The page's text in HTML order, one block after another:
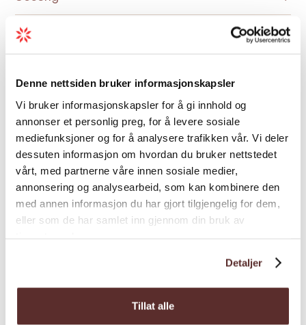
Denne nettsiden bruker informasjonskapsler
Vi bruker informasjonskapsler for å gi innhold og
annonser et personlig preg, for å levere sosiale
mediefunksjoner og for å analysere trafikken vår. Vi deler
dessuten informasjon om hvordan du bruker nettstedet
vårt, med partnerne våre innen sosiale medier,
annonsering og analysearbeid, som kan kombinere den
med annen informasjon du har gjort tilgjengelig for dem,
eller som de har samlet inn gjennom din bruk av
Detaljer
Tillat alle
overnattinga skjer i ein gjennomsiktig dome
med komfortable fasilitetar.
kvelden er det servering av trerettars middag
og tre glas lokalprodusert sider frå
Hardanger på Trolltunga Hotel.
Pakken som kostar 5.100 kroner, er tilgjengeleg
i tidsrommet 12.03 – 30.04 og inkluderer
fylgjande:
* Truger og stavar
* Middag og tre glas sider frå Hardanger på
Kart